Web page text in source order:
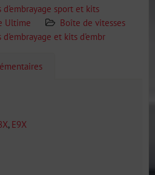
d'embrayage sport et kits
Ultime
Boîte de vitesses
d'embrayage et kits d'embr
, E9X